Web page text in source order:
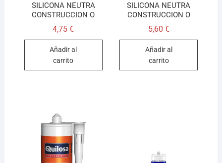
SILICONA NEUTRA
CONSTRUCCION O
4,75€
Añadir al
carrito
SILICONA NEUTRA
CONSTRUCCION O
5,60 €
Añadir al
carrito